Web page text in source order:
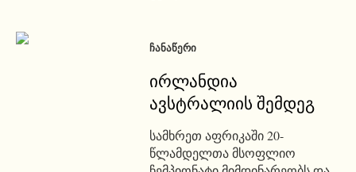
ᲩᲐᲜᲐᲬᲔᲠᲘ
ირლანდია
ავსტრალიის შემდეგ
სამხრეთ აფრიკაში 20-
წლამდელთა მსოფლიო